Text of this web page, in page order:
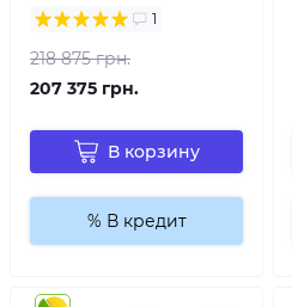
1
218 875 грн.
207 375 грн.
В корзину
% В кредит